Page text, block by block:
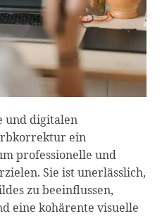
und digitalen
ein
professionelle und
Sie ist unerlässlich,
zu beeinflussen,
eine kohärente visuelle